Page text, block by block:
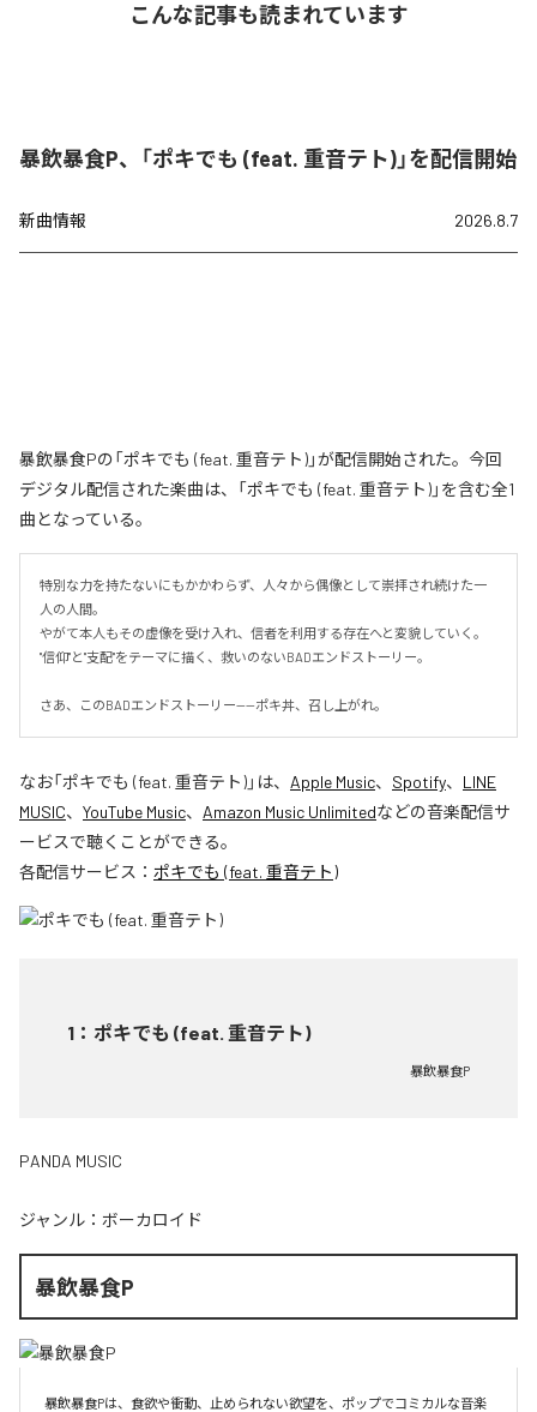
こんな記事も読まれています
暴飲暴食P、「ポキでも (feat. 重音テト)」を配信開始
新曲情報 2026.8.7
暴飲暴食Pの「ポキでも (feat. 重音テト)」が配信開始された。今回
デジタル配信された楽曲は、「ポキでも (feat. 重音テト)」を含む全1
曲となっている。
特別な力を持たないにもかかわらず、人々から偶像として崇拝され続けた一
人の人間。
やがて本人もその虚像を受け入れ、信者を利用する存在へと変貌していく。
"信仰"と"支配"をテーマに描く、救いのないBADエンドストーリー。
さあ、このBADエンドストーリー——ポキ丼、召し上がれ。
なお「ポキでも (feat. 重音テト)」は、 Apple Music、 Spotify、 LINE
MUSIC、 YouTube Music、 Amazon Music Unlimitedなどの音楽配信サ
ービスで聴くことができる。
各配信サービス： ポキでも (feat. 重音テト)
1 ： ポキでも (feat. 重音テト)
暴飲暴食P
PANDA MUSIC
ジャンル： ボーカロイド
暴飲暴食P
暴飲暴食Pは、食欲や衝動、止められない欲望を、ポップでコミカルな音楽